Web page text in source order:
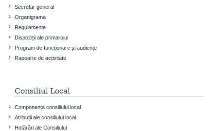
Secretar general
Organigrama
Regulamente
Dispoziții ale primarului
Program de funcționare și audiențe
Rapoarte de activitate
Consiliul Local
Componența consiliului local
Atribuții ale consiliului local
Hotărâri ale Consiliului